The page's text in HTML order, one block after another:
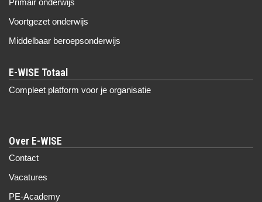
Voortgezet onderwijs
Middelbaar beroepsonderwijs
Compleet platform voor je organisatie
Over E-WISE
Contact
Vacatures
PE-Academy